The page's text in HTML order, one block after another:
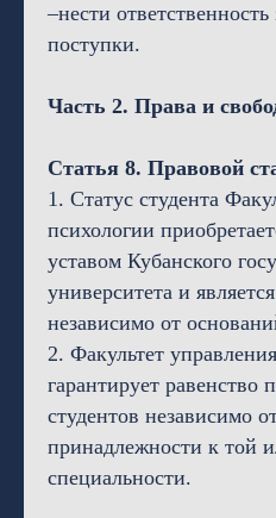
–нести
поступки.
Часть 2. Права и
Статья 8. Правовой
1. Статус студента
психологии
уставом Кубанского
университета и
независимо от
2. Факультет
гарантирует равенство
студентов независимо
принадлежности к той
специальности.